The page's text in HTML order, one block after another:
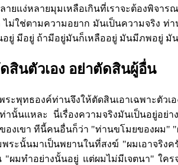
ายแง่หลายมุมเหลือเกินที่เราจะต้องพิจา
ม่ใช่ตามความอยาก มันเป็นความจริง ท่
อยู่ มีอยู่ ถ้ามีอยู่มันก็เหลืออยู่ มันมีภพอยู่ มั
สินตัวเอง อย่าตัดสินผู้อื่น
ระพุทธองค์ท่านจึงให้ตัดสินเอาเฉพาะตัว
านั้นแหละ นี่เรื่องความจริงมันเป็นอยู่อย่
ของเขา ทีนี้คนอื่นก็ว่า "ท่านขโมยของผม"
พระนั้นมาเป็นพยานในที่สงฆ์ "ผมเอาจริง
"ผมทำอย่างนั้นอยู่ แต่ผมไม่มีเจตนา" ใคร